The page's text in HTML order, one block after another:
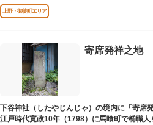
上野・御徒町エリア
寄席発祥之地
下谷神社（したやじんじゃ）の境内に「寄席
江戸時代寛政10年（1798）に馬喰町で櫛職